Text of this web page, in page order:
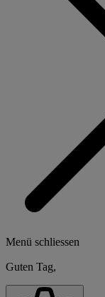
Menü schliessen
Guten Tag,